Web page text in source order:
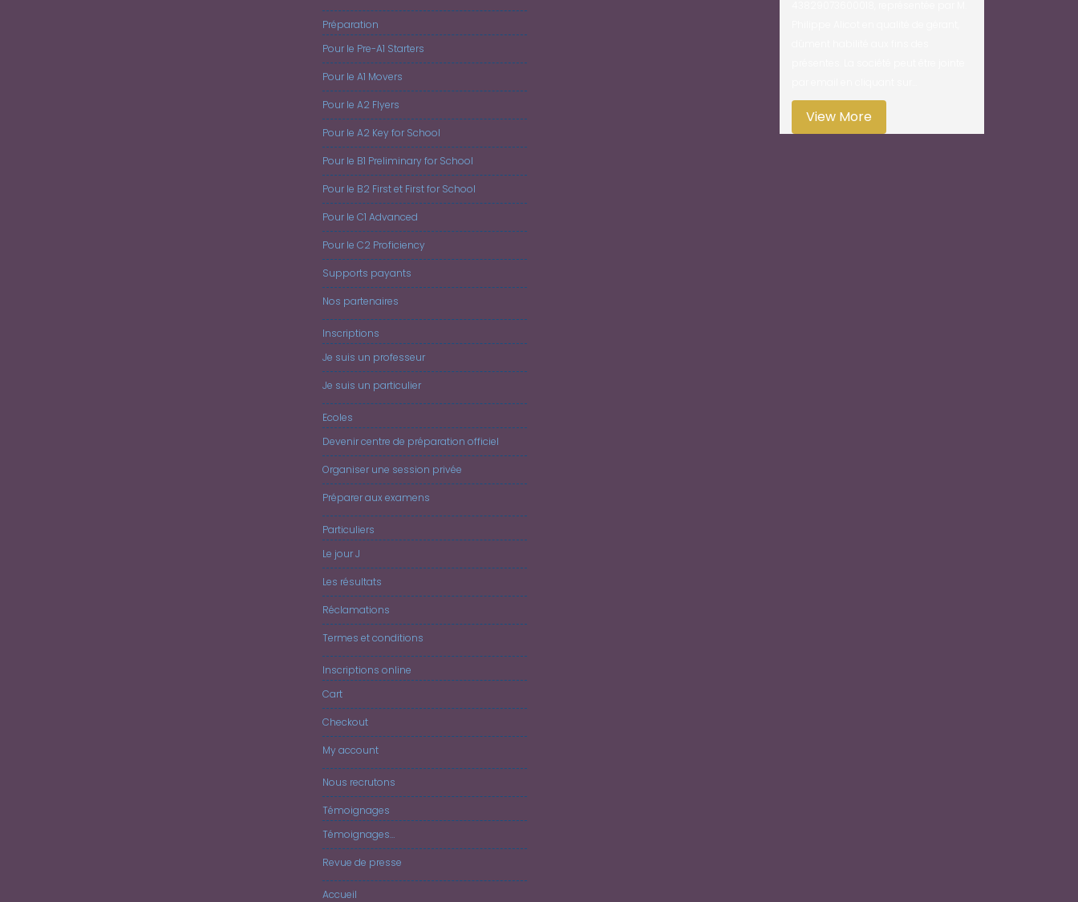
Préparation
Pour le Pre-A1 Starters
Pour le A1 Movers
Pour le A2 Flyers
Pour le A2 Key for School
Pour le B1 Preliminary for School
Pour le B2 First et First for School
Pour le C1 Advanced
Pour le C2 Proficiency
Supports payants
Nos partenaires
Inscriptions
Je suis un professeur
Je suis un particulier
Ecoles
Devenir centre de préparation officiel
Organiser une session privée
Préparer aux examens
Particuliers
Le jour J
Les résultats
Réclamations
Termes et conditions
Inscriptions online
Cart
Checkout
My account
Nous recrutons
Témoignages
Témoignages…
Revue de presse
Accueil
View More